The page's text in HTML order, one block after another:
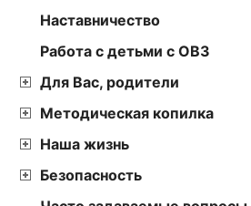
Наставничество
Работа с детьми с ОВЗ
Для Вас, родители
Методическая копилка
Наша жизнь
Безопасность